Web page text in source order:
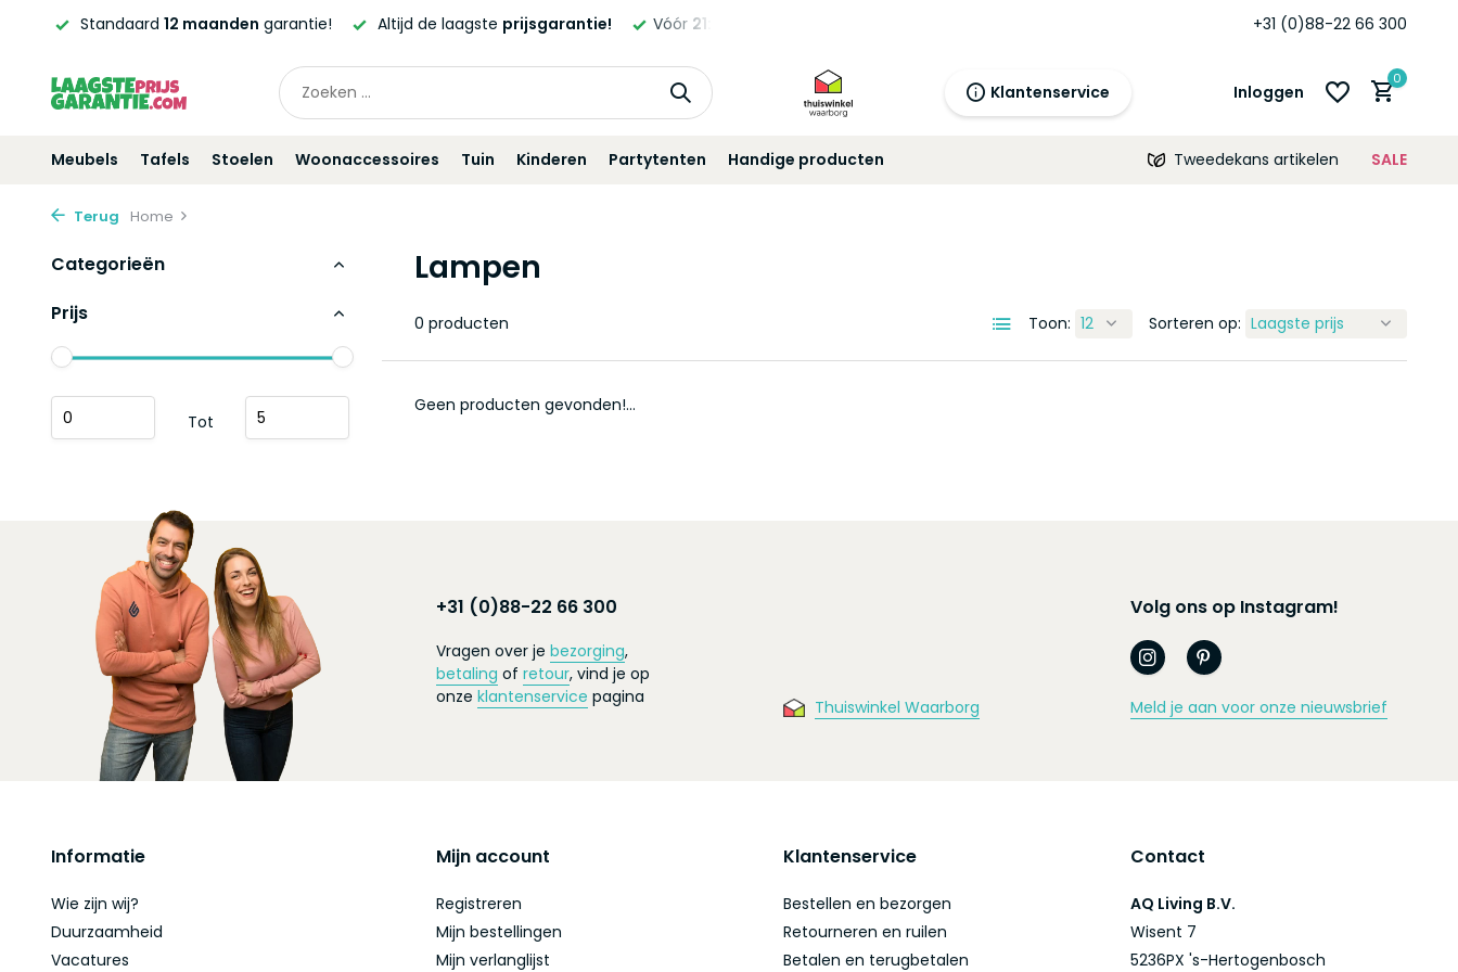
Standaard 12 maanden garantie! Altijd de laagste prijsgarantie! Vóór 21:00 +31 (0)88-22 66 300
Klantenservice Inloggen
morgen
0
Meubels Tafels Stoelen Woonaccessoires Tuin Kinderen Partytenten Handige producten Tweedekans artikelen SALE
Terug Home
Categorieën
Prijs
Tot
Lampen
0 producten Toon: Sorteren op:
Geen producten gevonden!...
+31 (0)88-22 66 300
Vragen over je bezorging,
betaling of retour, vind je op
onze klantenservice pagina Thuiswinkel Waarborg
Volg ons op Instagram!
Meld je aan voor onze nieuwsbrief
Informatie
Wie zijn wij?
Duurzaamheid
Vacatures
Mijn account
Registreren
Mijn bestellingen
Mijn verlanglijst
Klantenservice
Bestellen en bezorgen
Retourneren en ruilen
Betalen en terugbetalen
Contact
AQ Living B.V.
Wisent 7
5236PX 's-Hertogenbosch